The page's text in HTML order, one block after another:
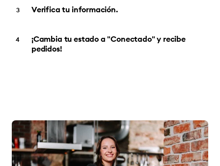
Verifica tu información.
¡Cambia tu estado a "Conectado" y recibe
pedidos!